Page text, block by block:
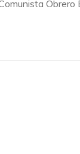
Obrero